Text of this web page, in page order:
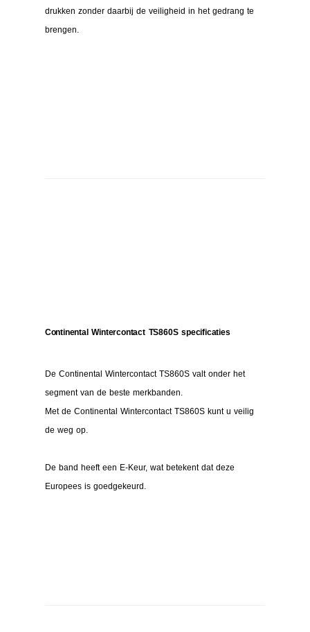
drukken zonder daarbij de veiligheid in het gedrang te
brengen.
Continental Wintercontact TS860S specificaties
De Continental Wintercontact TS860S valt onder het
segment van de beste merkbanden.
Met de Continental Wintercontact TS860S kunt u veilig
de weg op.
De band heeft een E-Keur, wat betekent dat deze
Europees is goedgekeurd.